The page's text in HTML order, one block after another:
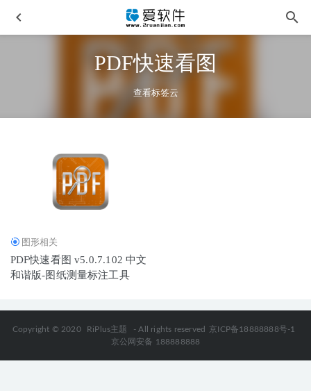
PDF快速看图
查看标签云
图形相关
PDF快速看图 v5.0.7.102 中文
和谐版-图纸测量标注工具
Copyright © 2020 RiPlus主题 - All rights reserved
京ICP备18888888号-1
京公网安备 188888888
Rhinoceros v8.27.26019.16021 中文激活版-犀牛三维建模软
2026-01-21
方格音乐PC版 v1.7.3 去广告便携版-无损音乐播放器
Autodesk MAYA 2027.0.0 中文激活版-玛雅maya2027破解版
2026-04-01
Adobe Photoshop 2025 V26.8.1.8 中文正式版 – monkrus版
01-21